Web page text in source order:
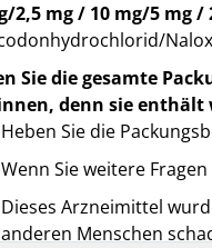
2,5 mg / 10 mg/5 mg
Sie die gesamte
denn sie
Heben Sie die
Wenn Sie weitere
Dieses Arzneimittel
anderen Menschen